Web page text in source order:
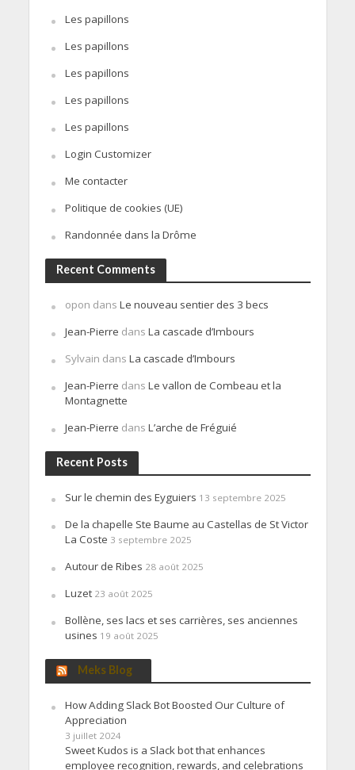
Les papillons
Les papillons
Les papillons
Les papillons
Les papillons
Login Customizer
Me contacter
Politique de cookies (UE)
Randonnée dans la Drôme
Recent Comments
opon dans Le nouveau sentier des 3 becs
Jean-Pierre dans La cascade d’Imbours
Sylvain dans La cascade d’Imbours
Jean-Pierre dans Le vallon de Combeau et la
Montagnette
Jean-Pierre dans L’arche de Fréguié
Recent Posts
Sur le chemin des Eyguiers 13 septembre 2025
De la chapelle Ste Baume au Castellas de St Victor
La Coste 3 septembre 2025
Autour de Ribes 28 août 2025
Luzet 23 août 2025
Bollène, ses lacs et ses carrières, ses anciennes
usines 19 août 2025
Meks Blog
How Adding Slack Bot Boosted Our Culture of
Appreciation
3 juillet 2024
Sweet Kudos is a Slack bot that enhances
employee recognition, rewards, and celebrations